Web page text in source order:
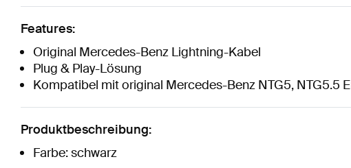
Features:
Original Mercedes-Benz Lightning-Kabel
Plug & Play-Lösung
Kompatibel mit original Mercedes-Benz NTG5, NTG5.5
Produktbeschreibung:
Farbe: schwarz